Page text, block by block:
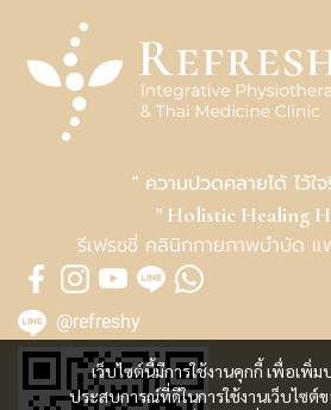
เว็บไซต์นี้มีการใช้งานคุกกี้ เพื่อเพิ่
ประสบการณ์ที่ดีในการใช้งานเว็บไซต์
" ความปวดคลายได้ ไว้ใ
" Holistic Healing
รีเฟรชชี่ คลินิกกายภาพบำบัด
@refreshy